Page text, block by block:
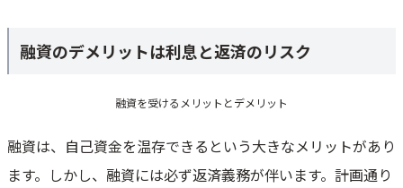
融資のデメリットは利息と返済のリスク
融資を受けるメリットとデメリット
融資は、自己資金を温存できるという大きなメリットがあり
ます。しかし、融資には必ず返済義務が伴います。計画通り